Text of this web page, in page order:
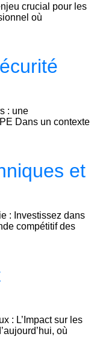
crucial pour les
où
: une
Dans un contexte
et
: Investissez dans
compétitif des
: L’Impact sur les
où